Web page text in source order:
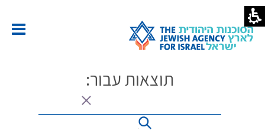
בדואים
הסוכנות
היהודית
תוצאות עבור: